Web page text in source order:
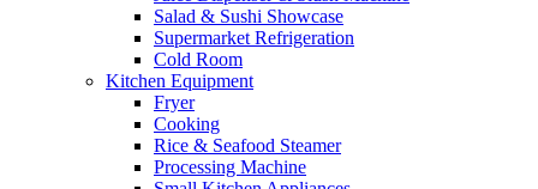
Salad & Sushi Showcase
Supermarket Refrigeration
Cold Room
Kitchen Equipment
Fryer
Cooking
Rice & Seafood Steamer
Processing Machine